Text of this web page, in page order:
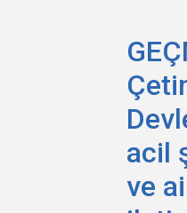
acil
ve